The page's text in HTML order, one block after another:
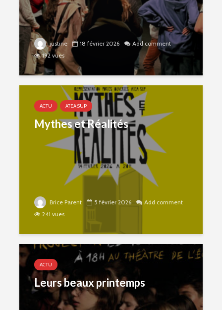
justine 18 février 2026
Add comment
192 vues
ACTU ATEA SUP
Mythes et Réalités
Brice Parent 5 février 2026
Add comment
241 vues
ACTU
Leurs beaux printemps